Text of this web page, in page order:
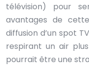
télévision) pour
avantages de
diffusion d’un spot
respirant un air
pourrait être une